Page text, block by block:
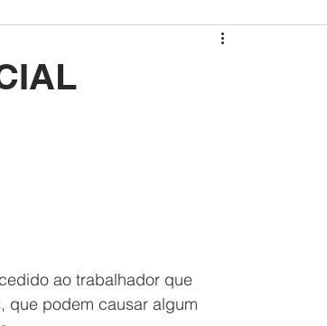
ao trabalhador que
que podem causar algum